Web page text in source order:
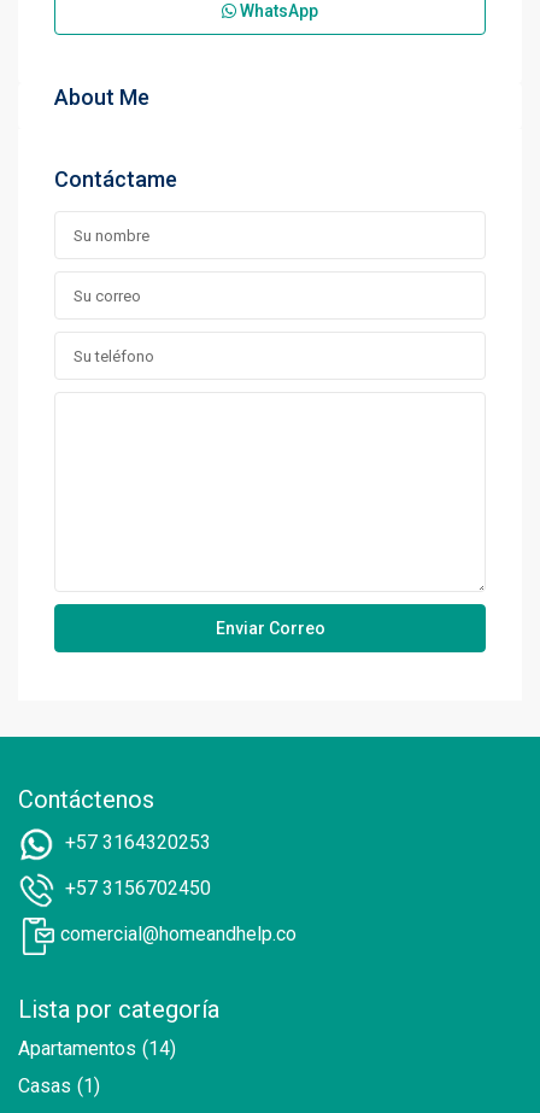
WhatsApp
About Me
Contáctame
Contáctenos
+57 3164320253
+57 3156702450
comercial@homeandhelp.co
Lista por categoría
Apartamentos (14)
Casas (1)